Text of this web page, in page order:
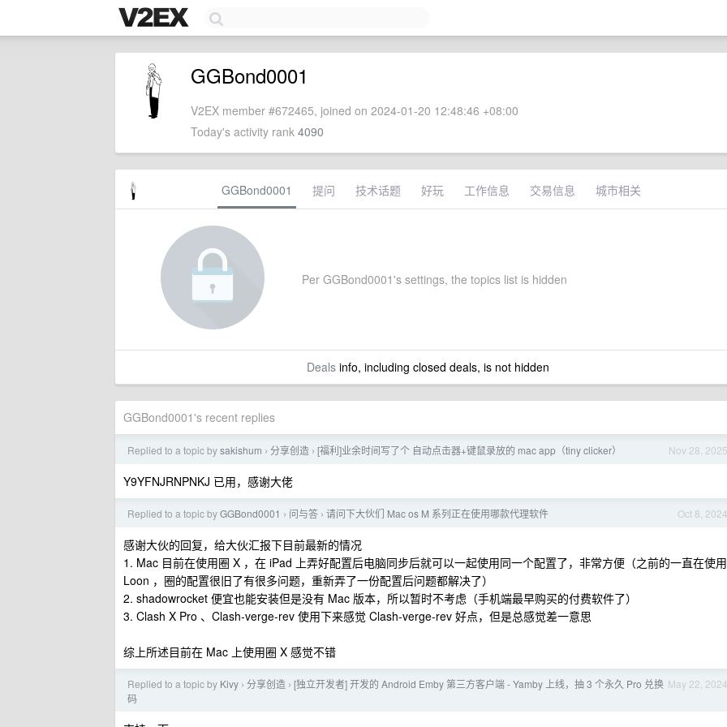
GGBond0001
V2EX member #672465, joined on 2024-01-20 12:48:46 +08:00
Today's activity rank 4090
GGBond0001 提问 技术话题 好玩 工作信息 交易信息 城市相关
Per GGBond0001's settings, the topics list is hidden
Dealsinfo, including closed deals, is not hidden
GGBond0001's recent replies
Nov 28, 2025
Replied to a topic bysakishum › 分享创造 › [福利]业余时间写了个 自动点击器+键鼠录放的 mac app（tiny clicker）
Y9YFNJRNPNKJ 已用，感谢大佬
Oct 8, 2024
Replied to a topic byGGBond0001 › 问与答 › 请问下大伙们 Mac os M 系列正在使用哪款代理软件
感谢大伙的回复，给大伙汇报下目前最新的情况
1. Mac 目前在使用圈 X ，在 iPad 上弄好配置后电脑同步后就可以一起使用同一个配置了，非常方便（之前的一直在使用
Loon ，圈的配置很旧了有很多问题，重新弄了一份配置后问题都解决了）
2. shadowrocket 便宜也能安装但是没有 Mac 版本，所以暂时不考虑（手机端最早购买的付费软件了）
3. Clash X Pro 、Clash-verge-rev 使用下来感觉 Clash-verge-rev 好点，但是总感觉差一意思
综上所述目前在 Mac 上使用圈 X 感觉不错
May 22, 2024
Replied to a topic by Kivy › 分享创造 › [独立开发者] 开发的 Android Emby 第三方客户端 - Yamby 上线，抽 3 个永久 Pro 兑换
码